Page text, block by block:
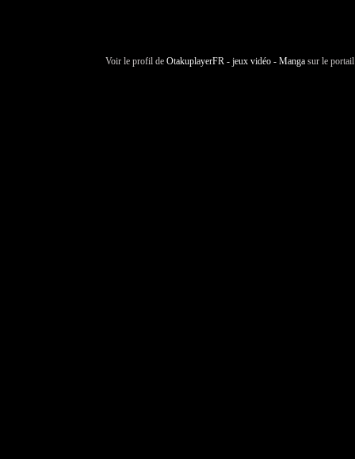
Voir le profil de OtakuplayerFR - jeux vidéo - Manga sur le